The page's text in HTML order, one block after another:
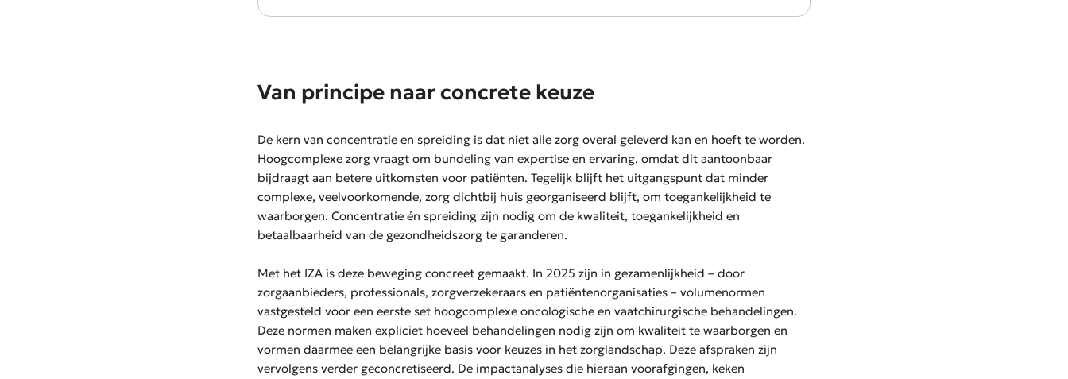
Van principe naar concrete keuze
De kern van concentratie en spreiding is dat niet alle zorg overal geleverd kan en hoeft te worden.
Hoogcomplexe zorg vraagt om bundeling van expertise en ervaring, omdat dit aantoonbaar
bijdraagt aan betere uitkomsten voor patiënten. Tegelijk blijft het uitgangspunt dat minder
complexe, veelvoorkomende, zorg dichtbij huis georganiseerd blijft, om toegankelijkheid te
waarborgen. Concentratie én spreiding zijn nodig om de kwaliteit, toegankelijkheid en
betaalbaarheid van de gezondheidszorg te garanderen.
Met het IZA is deze beweging concreet gemaakt. In 2025 zijn in gezamenlijkheid – door
zorgaanbieders, professionals, zorgverzekeraars en patiëntenorganisaties – volumenormen
vastgesteld voor een eerste set hoogcomplexe oncologische en vaatchirurgische behandelingen.
Deze normen maken expliciet hoeveel behandelingen nodig zijn om kwaliteit te waarborgen en
vormen daarmee een belangrijke basis voor keuzes in het zorglandschap. Deze afspraken zijn
vervolgens verder geconcretiseerd. De impactanalyses die hieraan voorafgingen, keken